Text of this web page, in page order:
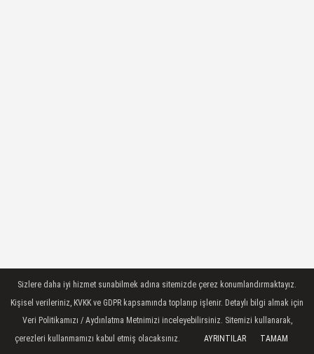
Sizlere daha iyi hizmet sunabilmek adına sitemizde çerez konumlandırmaktayız.
Kişisel verileriniz, KVKK ve GDPR kapsamında toplanıp işlenir. Detaylı bilgi almak için
Veri Politikamızı / Aydınlatma Metnimizi inceleyebilirsiniz. Sitemizi kullanarak,
çerezleri kullanmamızı kabul etmiş olacaksınız.
AYRINTILAR TAMAM